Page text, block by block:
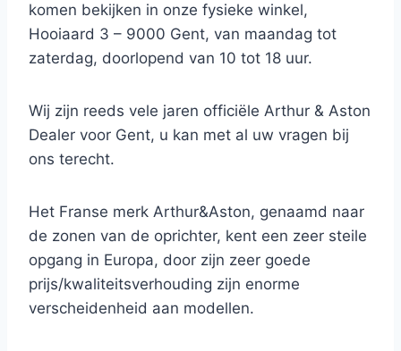
komen bekijken in onze fysieke winkel,
Hooiaard 3 – 9000 Gent, van maandag tot
zaterdag, doorlopend van 10 tot 18 uur.
Wij zijn reeds vele jaren officiële Arthur & Aston
Dealer voor Gent, u kan met al uw vragen bij
ons terecht.
Het Franse merk Arthur&Aston, genaamd naar
de zonen van de oprichter, kent een zeer steile
opgang in Europa, door zijn zeer goede
prijs/kwaliteitsverhouding zijn enorme
verscheidenheid aan modellen.